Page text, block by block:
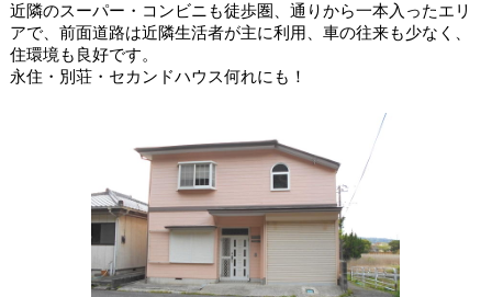
近隣のスーパー・コンビニも徒歩圏、 通りから一本入ったエリ
アで、前面道路は近隣生活者が主に利用、車の往来も少なく、
住環境も良好です。
永住・別荘・セカンドハウス何れにも！